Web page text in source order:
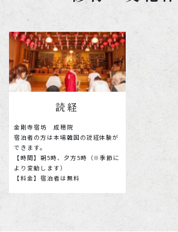
読経
金剛寺宿坊 成穂院
宿泊者の方は本場韓国の読経体験が
できます。
【時間】朝5時、夕方5時（※季節に
より変動します）
【料金】宿泊者は無料